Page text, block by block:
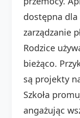
dostępna
zarządzanie
Rodzice
bieżąco.
są projekty
Szkoła
angażując